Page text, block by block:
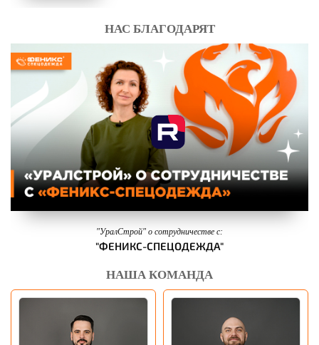
НАС БЛАГОДАРЯТ
"УралСтрой" о сотрудничестве с:
"ФЕНИКС-СПЕЦОДЕЖДА"
НАША КОМАНДА